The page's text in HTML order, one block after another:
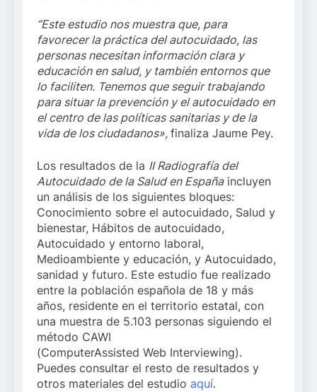
“Este estudio nos muestra que, para
favorecer la práctica del autocuidado, las
personas necesitan información clara y
educación en salud, y también entornos que
lo faciliten. Tenemos que seguir trabajando
para situar la prevención y el autocuidado en
el centro de las políticas sanitarias y de la
vida de los ciudadanos», finaliza Jaume Pey.
Los resultados de la II Radiografía del
Autocuidado de la Salud en Españaincluyen
un análisis de los siguientes bloques:
Conocimiento sobre el autocuidado, Salud y
bienestar, Hábitos de autocuidado,
Autocuidado y entorno laboral,
Medioambiente y educación, y Autocuidado,
sanidad y futuro. Este estudio fue realizado
entre la población española de 18 y más
años, residente en el territorio estatal, con
una muestra de 5.103 personas siguiendo el
método CAWI
(ComputerAssisted Web Interviewing).
Puedes consultar el resto de resultados y
otros materiales del estudio aquí.